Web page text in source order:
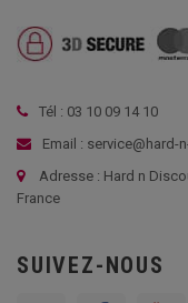
Tél : 03 10 09 14 10
Email : service@hard-
Adresse : Hard n
France
SUIVEZ-NOUS